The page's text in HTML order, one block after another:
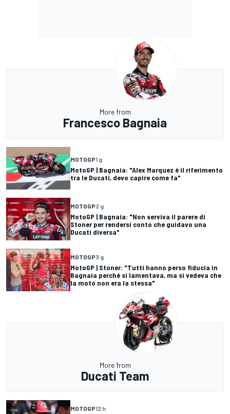
More from
Francesco Bagnaia
MOTOGP1 g
MotoGP | Bagnaia: "Alex Marquez è il riferimento
tra le Ducati, devo capire come fa"
MOTOGP2 g
MotoGP | Bagnaia: "Non serviva il parere di
Stoner per rendersi conto che guidavo una
Ducati diversa"
MOTOGP3 g
MotoGP | Stoner: "Tutti hanno perso fiducia in
Bagnaia perché si lamentava, ma si vedeva che
la moto non era la stessa"
More from
Ducati Team
MOTOGP12 h